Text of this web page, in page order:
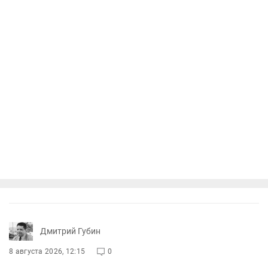
Дмитрий Губин
8 августа 2026, 12:15 0